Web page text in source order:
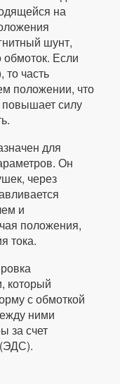
на
шунт,
обмоток. Если
то часть
положении, что
силу
для
Он
через
и
положения,
тока.
который
с обмоткой
ними
за счет
(ЭДС).